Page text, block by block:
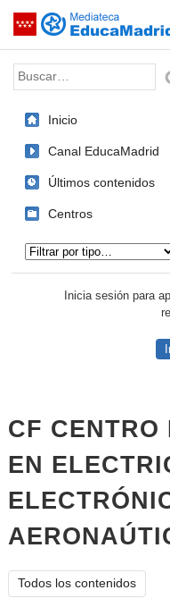
Saltar navegación
Palabra o frase:
Inicio
Canal EducaMadrid
Últimos contenidos
Centros
Inicia sesión para
CF CENTRO
EN
Todos los contenidos